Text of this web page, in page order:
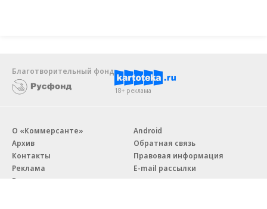
Благотворительный фонд
18+ реклама
О «Коммерсанте»
Архив
Контакты
Реклама
Вакансии
Android
Обратная связь
Правовая информация
E-mail рассылки